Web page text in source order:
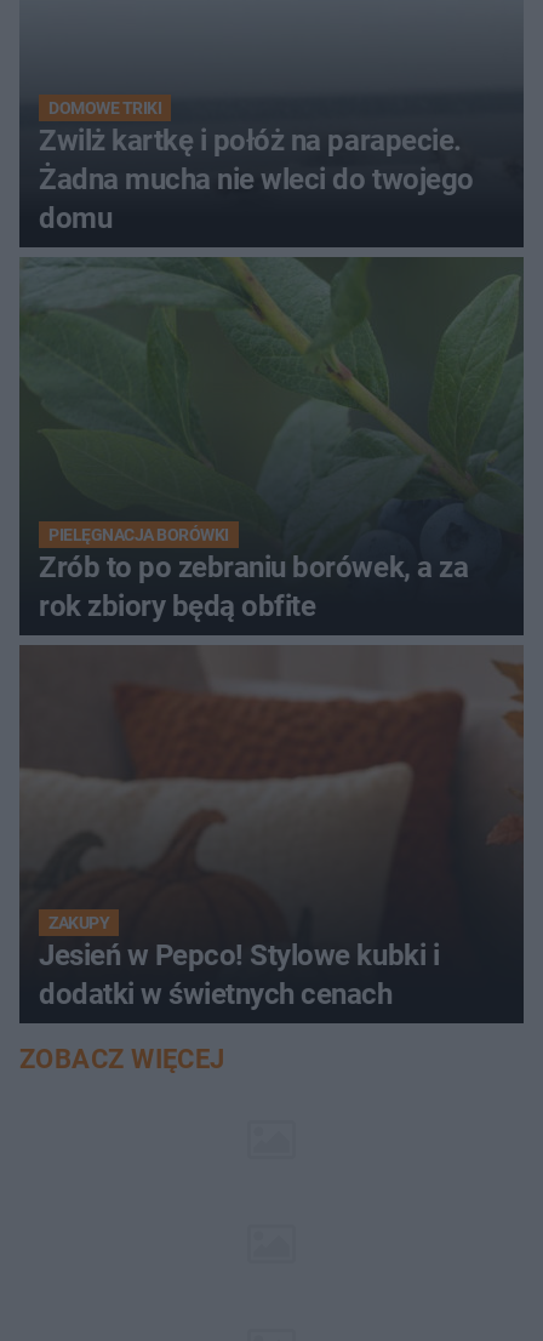
DOMOWE TRIKI
Zwilż kartkę i połóż na parapecie.
Żadna mucha nie wleci do twojego
domu
PIELĘGNACJA BORÓWKI
Zrób to po zebraniu borówek, a za
rok zbiory będą obfite
ZAKUPY
Jesień w Pepco! Stylowe kubki i
dodatki w świetnych cenach
ZOBACZ WIĘCEJ